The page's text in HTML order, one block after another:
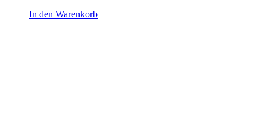
In den Warenkorb